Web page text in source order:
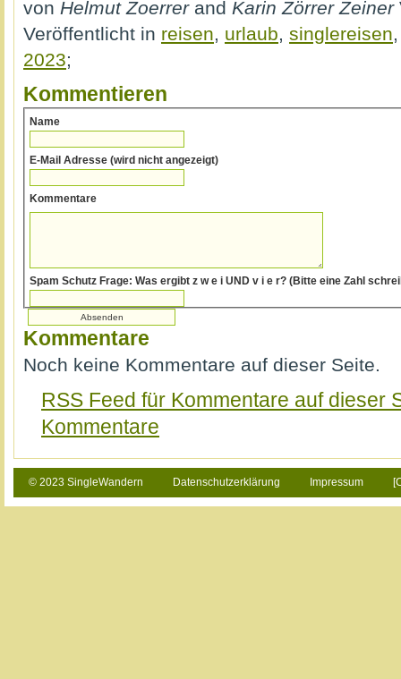
von Helmut Zoerrerand Karin Zörrer Zeiner
Veröffentlicht in reisen, urlaub, singlereisen
2023;
Kommentieren
Name
E-Mail Adresse (wird nicht angezeigt)
Kommentare
Spam Schutz Frage: Was ergibt z w e i UND v i e r? (Bitte
Kommentare
Noch keine Kommentare auf dieser Seite.
RSS Feed für Kommentare auf dieser
Kommentare
© 2023 SingleWandern Datenschutzerklärung Impressum